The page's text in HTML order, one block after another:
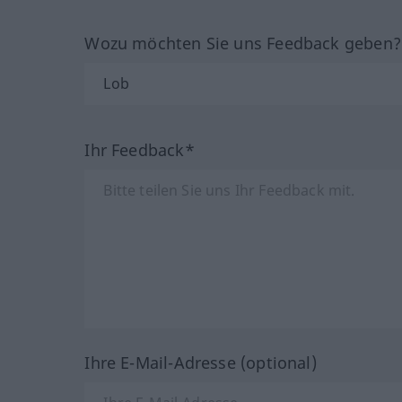
Wozu möchten Sie uns Feedback
Ihr Feedback*
Ihre E-Mail-Adresse (optional)